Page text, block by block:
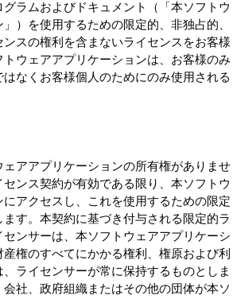
ラムおよびドキュメント（「本ソフトウ
）を使用するための限定的、非独占的、
スの権利を含まないライセンスをお客様
ウェアアプリケーションは、お客様のみ
なくお客様個人のためにのみ使用される
アアプリケーションの所有権がありませ
ンス契約が有効である限り、本ソフトウ
にアクセスし、これを使用するための限定
す。本契約に基づき付与される限定的ラ
ンサーは、本ソフトウェアアプリケーシ
権のすべてにかかる権利、権原および利
ライセンサーが常に保持するものとしま
社、政府組織またはその他の団体が本ソ